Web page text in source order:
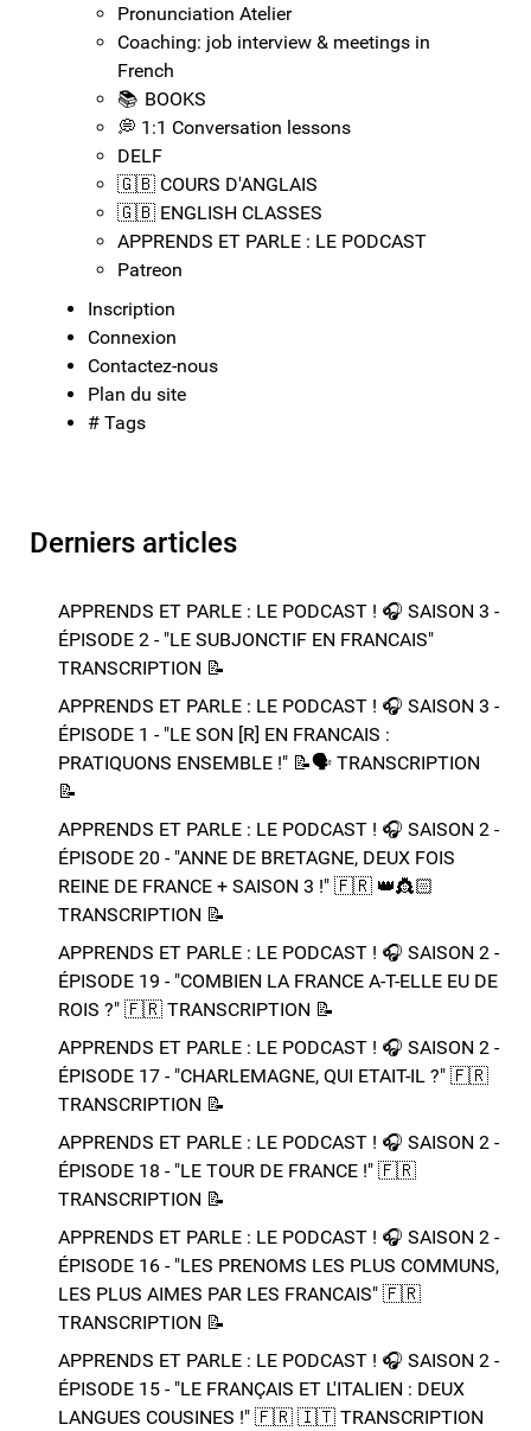
Pronunciation Atelier
Coaching: job interview & meetings in
French
📚 BOOKS
💭 1:1 Conversation lessons
DELF
🇬🇧​ COURS D'ANGLAIS
🇬🇧​ ENGLISH CLASSES
APPRENDS ET PARLE : LE PODCAST
Patreon
Inscription
Connexion
Contactez-nous
Plan du site
# Tags
Derniers articles
APPRENDS ET PARLE : LE PODCAST ! 🎧 SAISON 3 -
ÉPISODE 2 - "LE SUBJONCTIF EN FRANCAIS" ​​​​
TRANSCRIPTION 📝​
APPRENDS ET PARLE : LE PODCAST ! 🎧 SAISON 3 -
ÉPISODE 1 - "LE SON [R] EN FRANCAIS :
PRATIQUONS ENSEMBLE !" 📝​🗣️​​​​ TRANSCRIPTION
📝​
APPRENDS ET PARLE : LE PODCAST ! 🎧 SAISON 2 -
ÉPISODE 20 - "ANNE DE BRETAGNE, DEUX FOIS
REINE DE FRANCE + SAISON 3 !"​ 🇫🇷 👑​👸🏻​​
TRANSCRIPTION 📝​
APPRENDS ET PARLE : LE PODCAST ! 🎧 SAISON 2 -
ÉPISODE 19 - "COMBIEN LA FRANCE A-T-ELLE EU DE
ROIS ?"​ 🇫🇷​ TRANSCRIPTION 📝​
APPRENDS ET PARLE : LE PODCAST ! 🎧 SAISON 2 -
ÉPISODE 17 - "CHARLEMAGNE, QUI ETAIT-IL ?"​ 🇫🇷​
TRANSCRIPTION 📝​
APPRENDS ET PARLE : LE PODCAST ! 🎧 SAISON 2 -
ÉPISODE 18 - "LE TOUR DE FRANCE !"​ 🇫🇷​
TRANSCRIPTION 📝​
APPRENDS ET PARLE : LE PODCAST ! 🎧 SAISON 2 -
ÉPISODE 16 - "LES PRENOMS LES PLUS COMMUNS,
LES PLUS AIMES PAR LES FRANCAIS"​ 🇫🇷​
TRANSCRIPTION 📝​
APPRENDS ET PARLE : LE PODCAST ! 🎧 SAISON 2 -
ÉPISODE 15 - "LE FRANÇAIS ET L'ITALIEN : DEUX
LANGUES COUSINES !"​ 🇫🇷​ 🇮🇹​ ​TRANSCRIPTION